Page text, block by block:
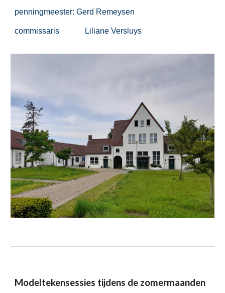
penningmeester: Gerd Remeysen
commissaris Liliane Versluys
Modeltekensessies tijdens de zomermaanden